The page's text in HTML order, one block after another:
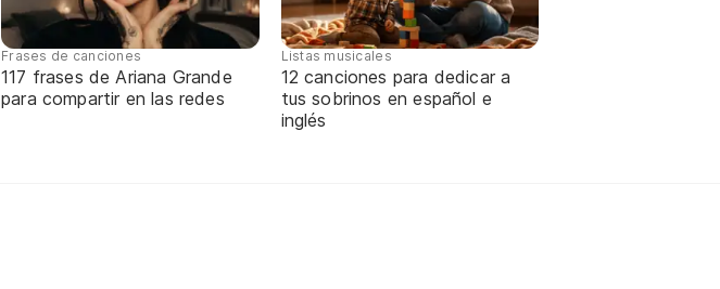
Frases de canciones
117 frases de Ariana Grande
para compartir en las redes
Listas musicales
12 canciones para dedicar a
tus sobrinos en español e
inglés